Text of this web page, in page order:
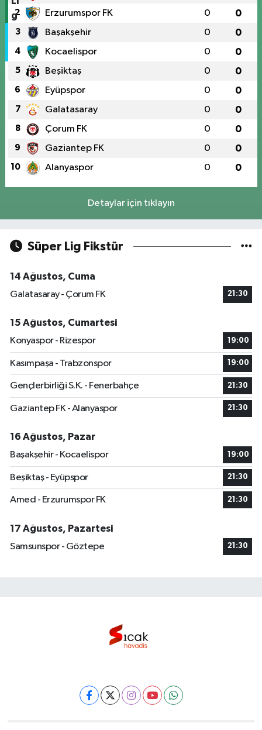
2 Erzurumspor FK 0 0
3 Başakşehir 0 0
4 Kocaelispor 0 0
5 Beşiktaş 0 0
6 Eyüpspor 0 0
7 Galatasaray 0 0
8 Çorum FK 0 0
9 Gaziantep FK 0 0
10 Alanyaspor 0 0
Detaylar için tıklayın
Süper Lig Fikstür
14 Ağustos, Cuma
Galatasaray - Çorum FK
21:30
15 Ağustos, Cumartesi
Konyaspor - Rizespor
19:00
Kasımpaşa - Trabzonspor 19:00
Gençlerbirliği S.K. - Fenerbahçe 21:30
Gaziantep FK - Alanyaspor 21:30
16 Ağustos, Pazar
Başakşehir - Kocaelispor
19:00
Beşiktaş - Eyüpspor 21:30
Amed - Erzurumspor FK 21:30
17 Ağustos, Pazartesi
Samsunspor - Göztepe
21:30